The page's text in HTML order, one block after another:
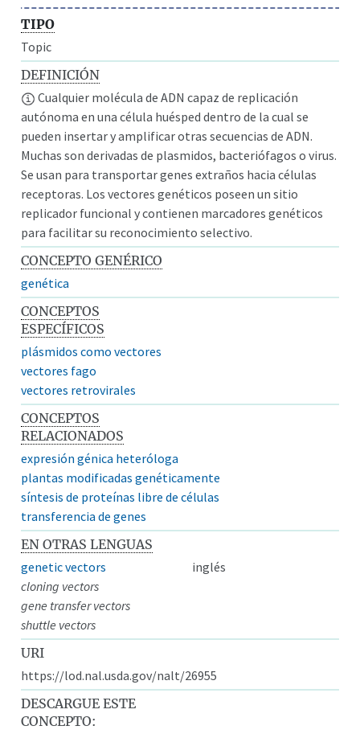
TIPO
Topic
DEFINICIÓN
Cualquier molécula de ADN capaz de replicación
autónoma en una célula huésped dentro de la cual se
pueden insertar y amplificar otras secuencias de ADN.
Muchas son derivadas de plasmidos, bacteriófagos o virus.
Se usan para transportar genes extraños hacia células
receptoras. Los vectores genéticos poseen un sitio
replicador funcional y contienen marcadores genéticos
para facilitar su reconocimiento selectivo.
CONCEPTO GENÉRICO
genética
CONCEPTOS
ESPECÍFICOS
plásmidos como vectores
vectores fago
vectores retrovirales
CONCEPTOS
RELACIONADOS
expresión génica heteróloga
plantas modificadas genéticamente
síntesis de proteínas libre de células
transferencia de genes
EN OTRAS LENGUAS
genetic vectors
inglés
cloning vectors
gene transfer vectors
shuttle vectors
URI
https://lod.nal.usda.gov/nalt/26955
DESCARGUE ESTE
CONCEPTO: